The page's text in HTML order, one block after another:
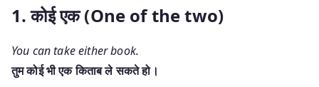
1. कोई एक (One of the two)
You can take either book.
तुम कोई भी एक किताब ले सकते हो।